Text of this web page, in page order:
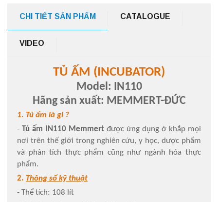
CHI TIẾT SẢN PHẨM CATALOGUE
VIDEO
TỦ ẤM (INCUBATOR)
Model: IN110
Hãng sản xuất: MEMMERT-ĐỨC
1. Tủ ấm là gì ?
- Tủ ấm IN110 Memmert được ứng dụng ở khắp mọi
nơi trên thế giới trong nghiên cứu, y học, dược phẩm
và phân tích thực phẩm cũng như ngành hóa thực
phẩm.
2. Thông số kỹ thuật
- Thể tích: 108 lít